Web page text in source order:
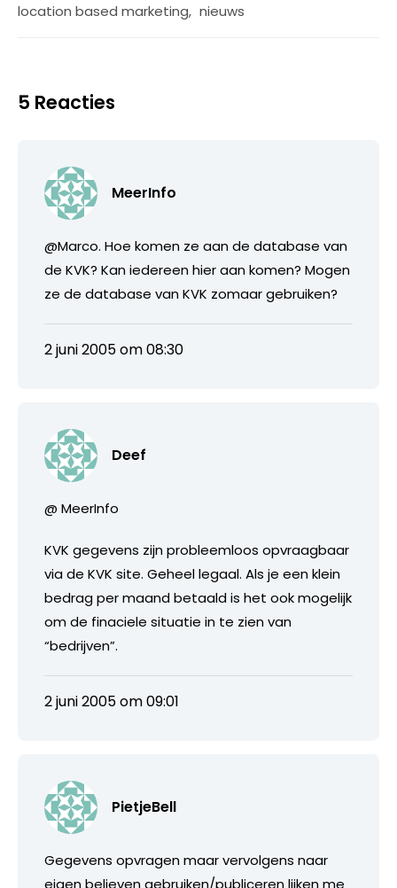
location based marketing, nieuws
5 Reacties
MeerInfo
@Marco. Hoe komen ze aan de database van
de KVK? Kan iedereen hier aan komen? Mogen
ze de database van KVK zomaar gebruiken?
2 juni 2005 om 08:30
Deef
@ MeerInfo
KVK gegevens zijn probleemloos opvraagbaar
via de KVK site. Geheel legaal. Als je een klein
bedrag per maand betaald is het ook mogelijk
om de finaciele situatie in te zien van
“bedrijven”.
2 juni 2005 om 09:01
PietjeBell
Gegevens opvragen maar vervolgens naar
eigen believen gebruiken/publiceren lijken me